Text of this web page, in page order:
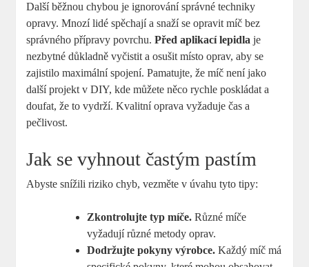
Další běžnou chybou je ignorování správné techniky
opravy. Mnozí lidé spěchají a snaží se opravit míč bez
správného přípravy povrchu.Před aplikací lepidla je
nezbytné důkladně vyčistit a osušit místo oprav, aby se
zajistilo maximální spojení. Pamatujte, že míč není jako
další projekt v DIY, kde můžete něco rychle poskládat a
doufat, že to vydrží. Kvalitní oprava vyžaduje čas a
pečlivost.
Jak se vyhnout častým pastím
Abyste snížili riziko chyb, vezměte v úvahu tyto tipy:
Zkontrolujte typ míče. Různé míče
vyžadují různé metody oprav.
Dodržujte pokyny výrobce. Každý míč má